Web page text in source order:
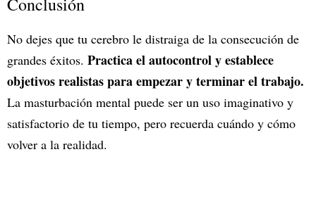
No dejes que tu cerebro le distraiga de la consecución de
grandes éxitos. Practica el autocontrol y establece
objetivos realistas para empezar y terminar el trabajo.
La masturbación mental puede ser un uso imaginativo y
satisfactorio de tu tiempo, pero recuerda cuándo y cómo
volver a la realidad.